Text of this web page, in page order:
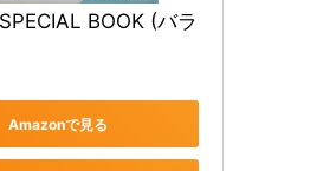
BOOK (バラ
Amazonで見る